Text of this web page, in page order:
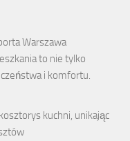
Warszawa
to nie tylko
i komfortu.
kuchni, unikając